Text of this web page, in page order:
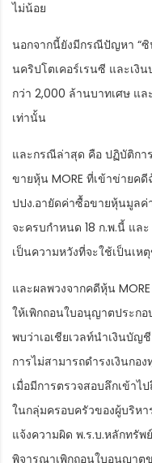
ไม่น้อย
นอกจากนี้ยังมีกรณีปัญหา “ซิ
นคริปโตเคอร์เรนซี และเงิ
กว่า 2,000 ล้านบาทเศษ แล
เท่านั้น
และกรณีล่าสุด คือ ปฏิบัติกา
ขายหุ้น MORE ที่เข้าข่ายค
ปปง.อายัดค่าซื้อขายหุ้นมูลค่
จะครบกำหนด 18 ก.พ.นี้ แล
เป็นความหวังที่จะใช้เป็นเห
และผลพวงจากคดีหุ้น
ให้เพิกถอนใบอนุญาตประกอ
พบว่าเอเชียเวลท์นำเงินบัญ
การไม่สามารถดำรงเงินกอ
เมื่อมีการตรวจสอบลึกเข้าไ
ในกลุ่มครอบครัวของผู้บริห
แจ้งความผิด พ.ร.บ.หลักทรัพ
พิจารณาเพิกถอนใบอนุญาตข